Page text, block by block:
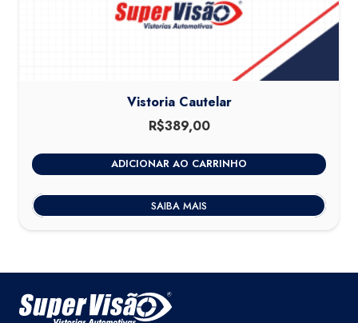
Vistoria Cautelar
R$389,00
ADICIONAR AO CARRINHO
SAIBA MAIS